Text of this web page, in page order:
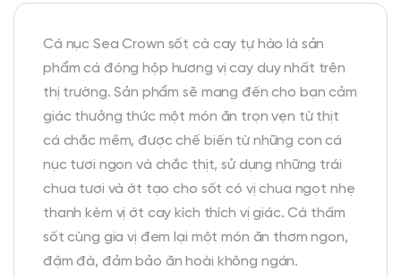
Cá nục Sea Crown sốt cà cay tự hào là sản
phẩm cá đóng hộp hương vị cay duy nhất trên
thị trường. Sản phẩm sẽ mang đến cho bạn cảm
giác thưởng thức một món ăn trọn vẹn từ thịt
cá chắc mềm, được chế biến từ những con cá
nục tươi ngon và chắc thịt, sử dụng những trái
chua tươi và ớt tạo cho sốt có vị chua ngọt nhẹ
thanh kèm vị ớt cay kích thích vị giác. Cá thấm
sốt cùng gia vị đem lại một món ăn thơm ngon,
đậm đà, đảm bảo ăn hoài không ngán.